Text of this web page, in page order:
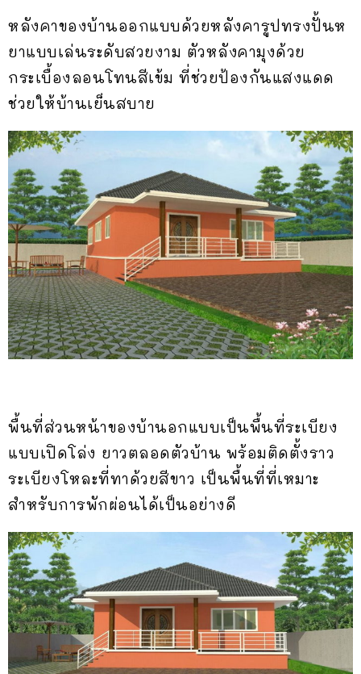
หลังคาของบ้านออกแบบด้วยหลังคารูปทรงปั้นห
ยาแบบเล่นระดับสวยงาม ตัวหลังคามุงด้วย
กระเบื้องลอนโทนสีเข้ม ที่ช่วยป้องกันแสงแดด
ช่วยให้บ้านเย็นสบาย
พื้นที่ส่วนหน้าของบ้านอกแบบเป็นพื้นที่ระเบียง
แบบเปิดโล่ง ยาวตลอดตัวบ้าน พร้อมติดตั้งราว
ระเบียงโหละที่ทาด้วยสีขาว เป็นพื้นที่ที่เหมาะ
สำหรับการพักผ่อนได้เป็นอย่างดี